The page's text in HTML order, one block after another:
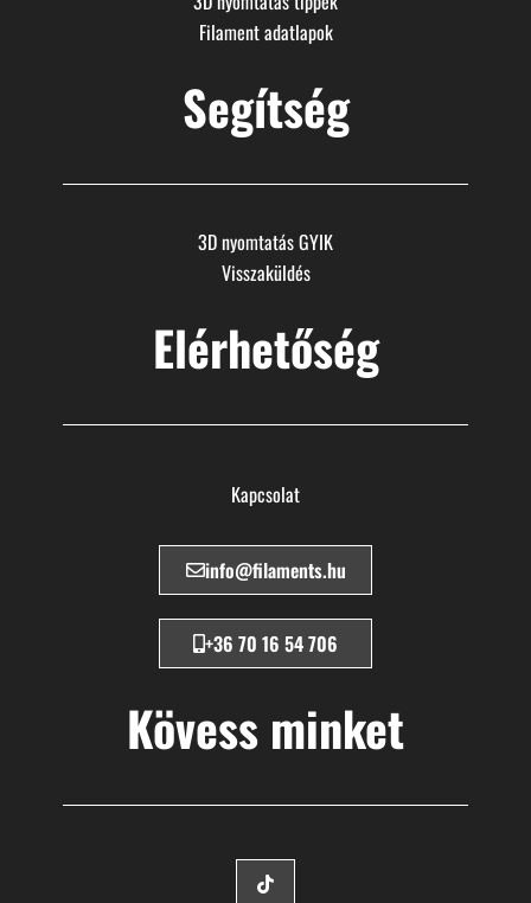
Filament adatlapok
Segítség
3D nyomtatás GYIK
Visszaküldés
Elérhetőség
Kapcsolat
info@filaments.hu
+36 70 16 54 706
Kövess minket